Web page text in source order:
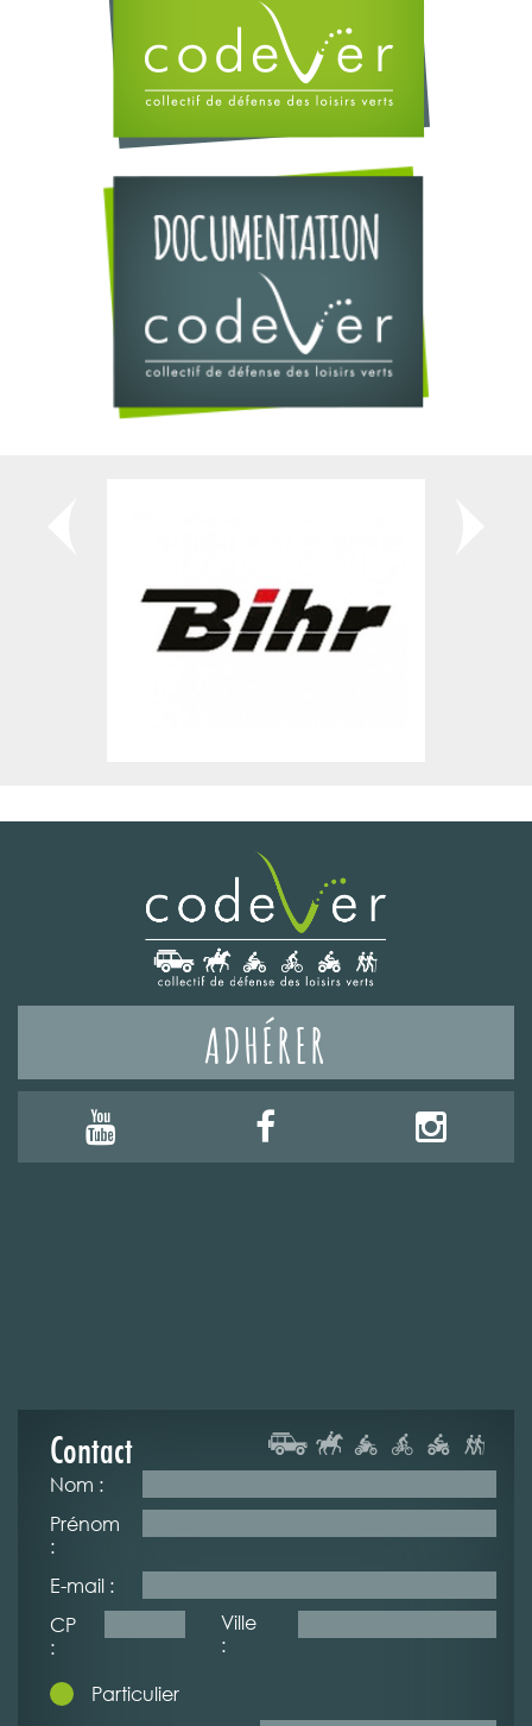
ADHÉRER
Contact
Nom :
Prénom
:
E-mail :
CP
:
Ville
:
Particulier